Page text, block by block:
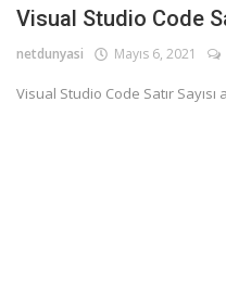
İletişim
Giriş
Visual Studio Code
netdunyasi Mayıs 6, 2021
Visual Studio Code Satır